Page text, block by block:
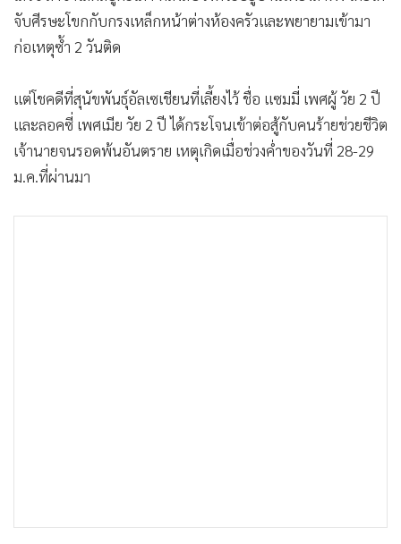
• SMEs
อินโดจีน
กองทุนรวม
• Celeb Online
• Factcheck
• ญี่ปุ่น
จับศีรษะโขกกับกรงเหล็กหน้าต่างห้องครัวและพยายามเข้ามา
ก่อเหตุซ้ำ 2 วันติด
แต่โชคดีที่สุนัขพันธุ์อัลเซเชียนที่เลี้ยงไว้ ชื่อ แซมมี่ เพศผู้ วัย 2 ปี
และลอคซี่ เพศเมีย วัย 2 ปี ได้กระโจนเข้าต่อสู้กับคนร้ายช่วยชีวิต
เจ้านายจนรอดพ้นอันตราย​ เหตุเกิดเมื่อช่วงค่ำของวันที่ 28-29
ม.ค.ที่ผ่านมา